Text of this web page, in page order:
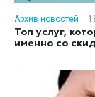
Архив новостей
Топ услуг,
именно со